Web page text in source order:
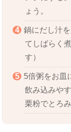
ょう。
鍋にだし汁
てしばらく
す）
5倍粥をお皿
飲み込みや
栗粉でとろ